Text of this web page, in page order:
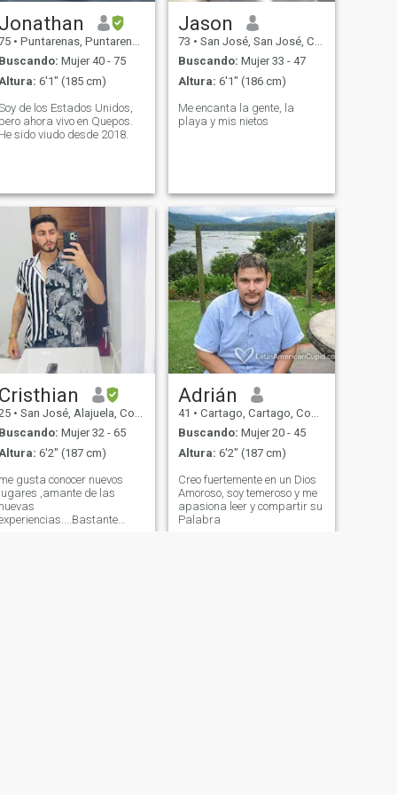
Jonathan
• Puntarenas, Puntarenas, Costa Rica
Buscando: Mujer 40 - 75
Altura: 6'1" (185 cm)
de los Estados Unidos,
pero ahora vivo en Quepos.
He sido viudo desde 2018.
Jason
73 • San José, San José, Costa Rica
Buscando: Mujer 33 - 47
Altura: 6'1" (186 cm)
Me encanta la gente, la
playa y mis nietos
Cristhian
• San José, Alajuela, Costa Rica
Buscando: Mujer 32 - 65
Altura: 6'2" (187 cm)
me gusta conocer nuevos
lugares ,amante de las
nuevas
Adrián
41 • Cartago, Cartago, Costa Rica
Buscando: Mujer 20 - 45
Altura: 6'2" (187 cm)
Creo fuertemente en un Dios
Amoroso, soy temeroso y me
apasiona leer y compartir su
Palabra